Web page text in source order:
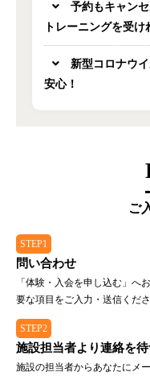
予約もキャン
トレーニングを受け
新型コロナウ
安心！
ご
STEP1
問い合わせ
「体験・入会を申し込む」へ
要な項目をご入力・送信くだ
STEP2
施設担当者より連絡を
施設の担当者からあなたにメ